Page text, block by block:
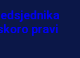
pravi